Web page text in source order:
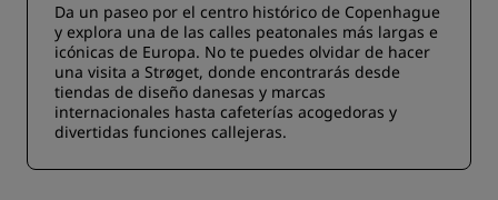
Da un paseo por el centro histórico de Copenhague
y explora una de las calles peatonales más largas e
icónicas de Europa. No te puedes olvidar de hacer
una visita a Strøget, donde encontrarás desde
tiendas de diseño danesas y marcas
internacionales hasta cafeterías acogedoras y
divertidas funciones callejeras.